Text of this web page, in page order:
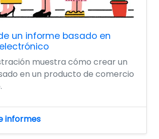
un informe basado en
muestra cómo crear un
en un producto de comercio
informes